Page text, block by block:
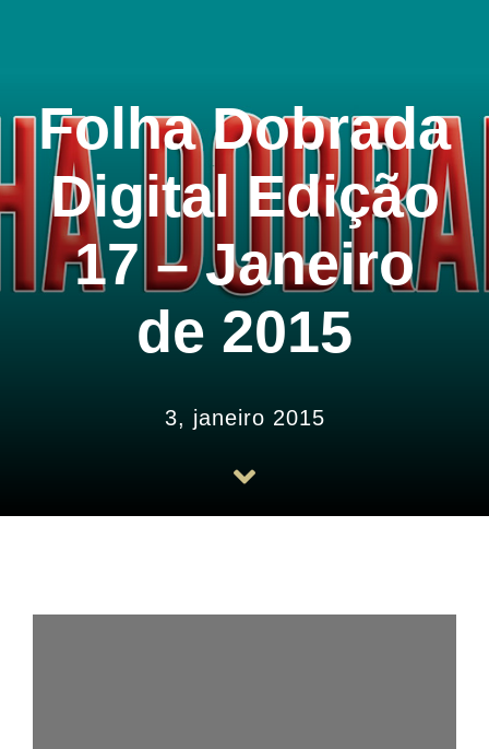
Associe-se
Notícias
Folha Dobrada
Digital Edição
17 – Janeiro
de 2015
3, janeiro 2015